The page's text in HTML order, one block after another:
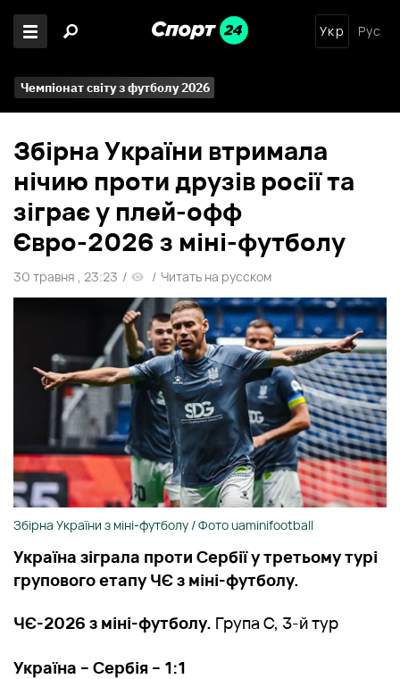
Укр Рус
Чемпіонат світу з футболу 2026
Збірна України втримала
нічию проти друзів росії та
зіграє у плей-офф
Євро-2026 з міні-футболу
30 травня , 23:23 / / Читать на русском
Збірна України з міні-футболу / Фото uaminifootball
Україна зіграла проти Сербії у третьому турі
групового етапу ЧЄ з міні-футболу.
ЧЄ-2026 з міні-футболу. Група C, 3-й тур
Україна – Сербія – 1:1